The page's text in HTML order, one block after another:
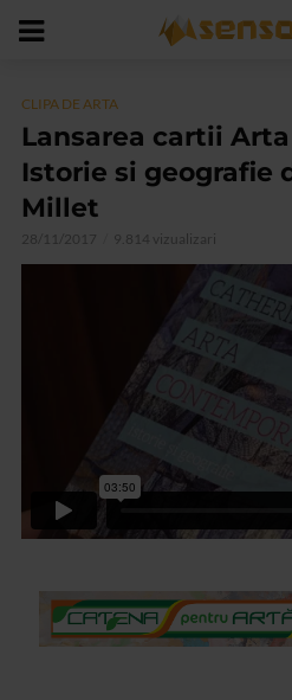
CLIPA DE ARTA
Lansarea cartii
Istorie si geografie
Millet
28/11/2017 9.814 vizualizari